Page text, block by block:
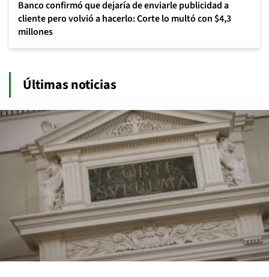
Banco confirmó que dejaría de enviarle publicidad a
cliente pero volvió a hacerlo: Corte lo multó con $4,3
millones
Últimas noticias